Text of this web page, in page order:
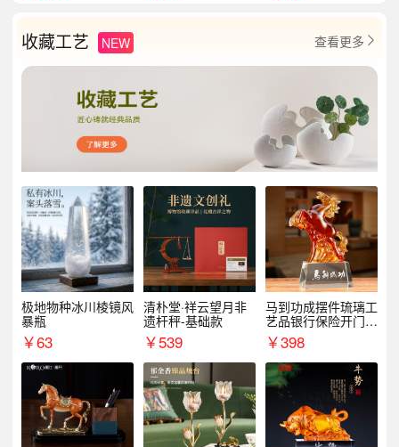
收藏工艺 NEW 查看更多 
极地物种冰川棱镜风
暴瓶
￥63
清朴堂·祥云望月非
遗杆秤-基础款
￥539
马到功成摆件琉璃工
艺品银行保险开门红
周年庆典伴手礼表彰
礼品
￥398